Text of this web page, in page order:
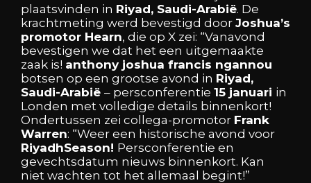
plaatsvinden in Riyad, Saudi-Arabië. De
krachtmeting werd bevestigd door Joshua’s
promotor Hearn, die op X zei: “Vanavond
bevestigen we dat het een uitgemaakte
zaak is! anthony joshua francis ngannou
botsen op een grootse avond in Riyad,
Saudi-Arabië – persconferentie 15 januari in
Londen met volledige details binnenkort!
Ondertussen zei collega-promotor Frank
Warren: “Weer een historische avond voor
RiyadhSeason! Persconferentie en
gevechtsdatum nieuws binnenkort. Kan
niet wachten tot het allemaal begint!”